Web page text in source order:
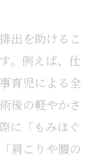
出を助けるこ
。例えば、仕
育児による全
後の軽やかさ
に「もみほぐ
肩こりや腰の